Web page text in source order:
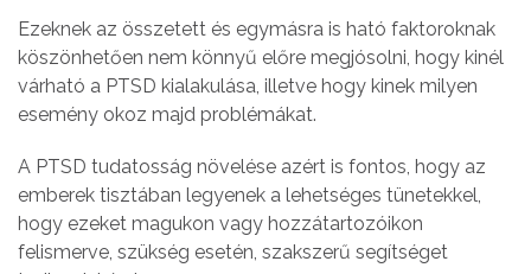
Ezeknek az összetett és egymásra is ható faktoroknak
köszönhetően nem könnyű előre megjósolni, hogy kinél
várható a PTSD kialakulása, illetve hogy kinek milyen
esemény okoz majd problémákat.
A PTSD tudatosság növelése azért is fontos, hogy az
emberek tisztában legyenek a lehetséges tünetekkel,
hogy ezeket magukon vagy hozzátartozóikon
felismerve, szükség esetén, szakszerű segítséget